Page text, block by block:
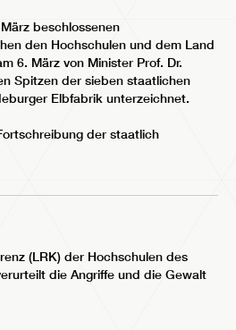
beschlossenen
den Hochschulen und dem Land
6. März von Minister Prof. Dr.
Spitzen der sieben staatlichen
Elbfabrik unterzeichnet.
der staatlich
(LRK) der Hochschulen des
die Angriffe und die Gewalt